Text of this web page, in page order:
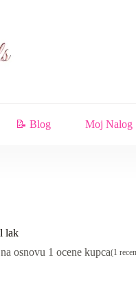
📝 Blog Moj Nalog
lak
osnovu 1 ocene kupca(1